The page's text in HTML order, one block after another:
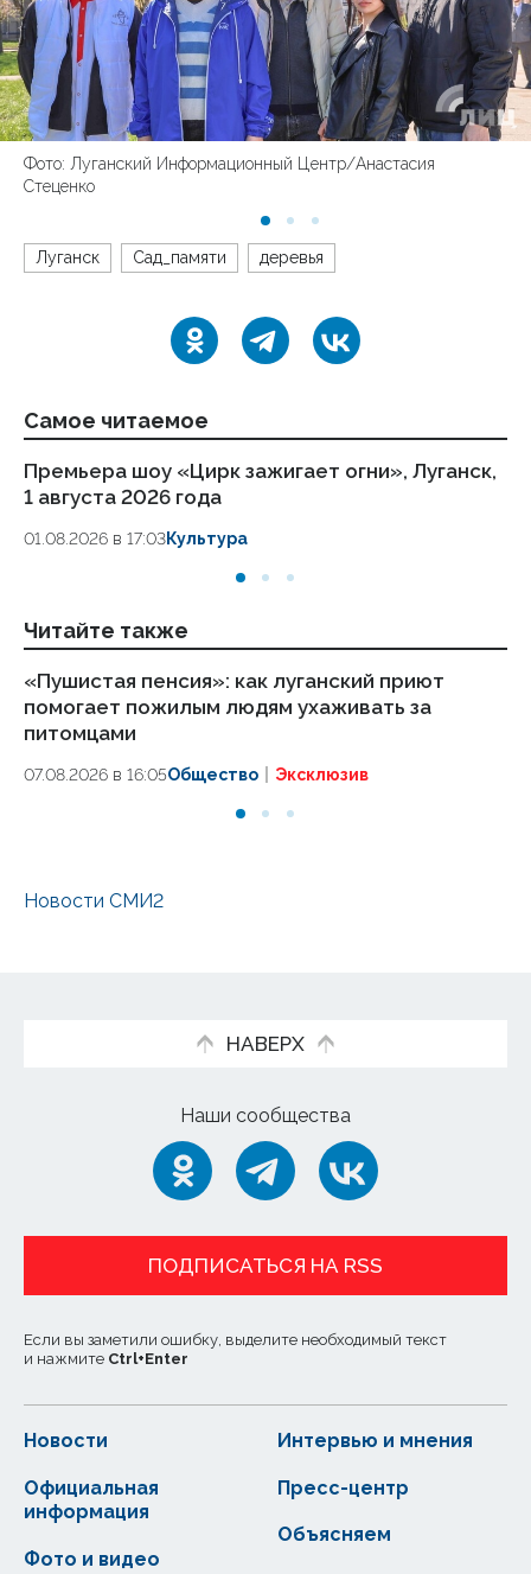
Фото: Луганский Информационный Центр/Анастасия
Стеценко
Луганск Сад_памяти деревья
Самое читаемое
Премьера шоу «Цирк зажигает огни», Луганск,
1 августа 2026 года
01.08.2026 в 17:03Культура
Читайте также
«Пушистая пенсия»: как луганский приют
помогает пожилым людям ухаживать за
питомцами
07.08.2026 в 16:05Общество Эксклюзив
Новости СМИ2
НАВЕРХ
Наши сообщества
ПОДПИСАТЬСЯ НА RSS
Если вы заметили ошибку, выделите необходимый текст
и нажмите Ctrl+Enter
Новости
Официальная
информация
Интервью и мнения
Фото и видео
Пресс-центр
Объясняем